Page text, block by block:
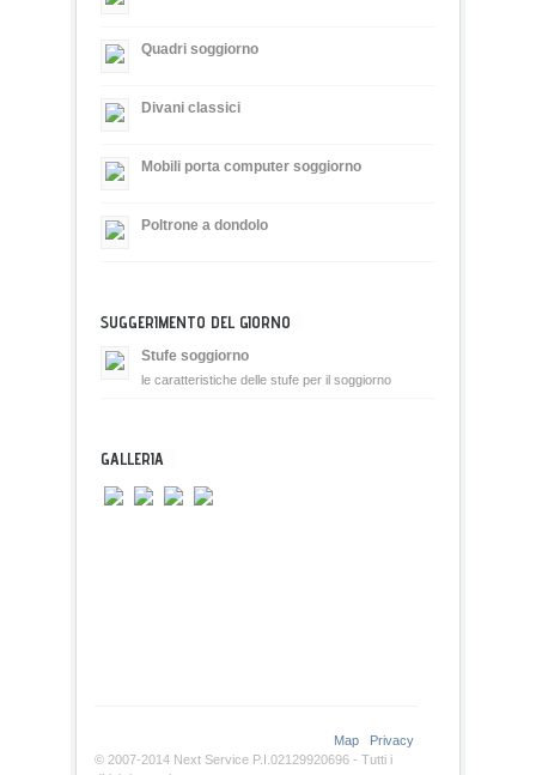
Quadri soggiorno
Divani classici
Mobili porta computer soggiorno
Poltrone a dondolo
SUGGERIMENTO DEL GIORNO
Stufe soggiorno
le caratteristiche delle stufe per il soggiorno
GALLERIA
Map
Privacy
© 2007-2014 Next Service P.I.02129920696 - Tutti i